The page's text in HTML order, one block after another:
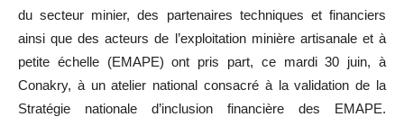
du secteur minier, des partenaires techniques et financiers
ainsi que des acteurs de l’exploitation minière artisanale et à
petite échelle (EMAPE) ont pris part, ce mardi 30 juin, à
Conakry, à un atelier national consacré à la validation de la
Stratégie nationale d’inclusion financière des EMAPE.